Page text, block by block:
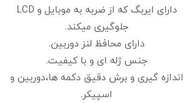
دارای ایربگ که از ضربه به موبایل
و LCD
جلوگیری میکند.
دارای محافظ لنز دوربین.
جنس ژله ای و با کیفیت.
اندازه گیری و برش دقیق دکمه ها،دوربین و
اسپیکر.